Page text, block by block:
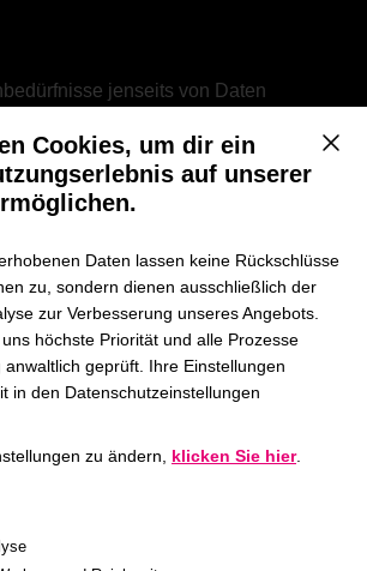
jenseits von Daten
Teil von Führung und
Urteilsvermögen, wo KI an ihre
Mit
Cookies, um dir ein
auf unserer
Daten lassen keine Rückschlüsse
zu, sondern dienen ausschließlich der
zur Verbesserung unseres Angebots.
höchste Priorität und alle Prozesse
geprüft. Ihre Einstellungen
in den Datenschutzeinstellungen
zu ändern, klicken Sie hier.